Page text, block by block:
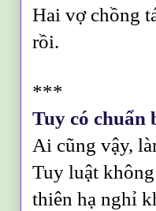
Hai vợ chồng
rồi.
***
Tuy có chuẩn
Ai cũng vậy,
Tuy luật
thiên hạ nghỉ